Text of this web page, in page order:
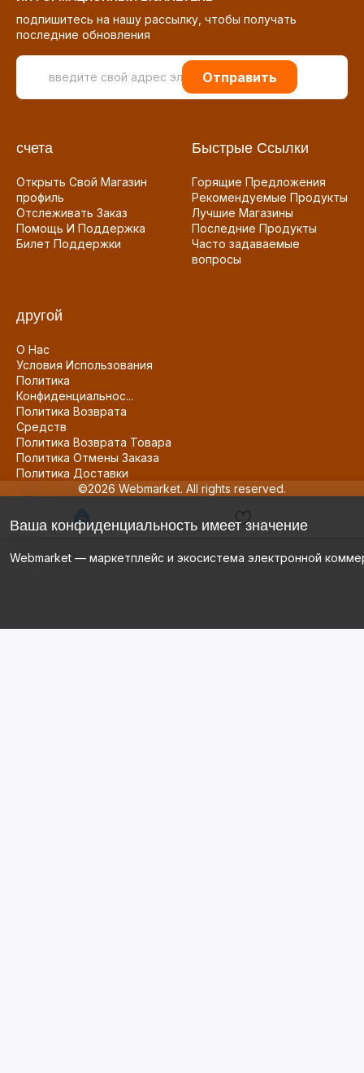
подпишитесь на нашу рассылку, чтобы получать
последние обновления
Отправить
счета
Открыть Свой Магазин
профиль
Отслеживать Заказ
Помощь И Поддержка
Билет Поддержки
Быстрые Ссылки
Горящие Предложения
Рекомендуемые Продукты
Лучшие Магазины
Последние Продукты
Часто задаваемые
вопросы
другой
О Нас
Условия Использования
Политика
Конфиденциальнос...
Политика Возврата
Средств
Политика Возврата Товара
Политика Отмены Заказа
Политика Доставки
©2026 Webmarket. All rights reserved.
Ваша конфиденциальность имеет значение
Webmarket — маркетплейс и экосистема электронной